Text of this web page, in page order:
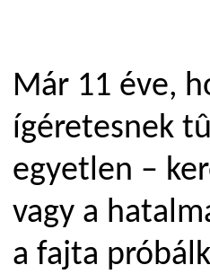
Már 11 éve,
ígéretesnek
egyetlen –
vagy a
a fajta